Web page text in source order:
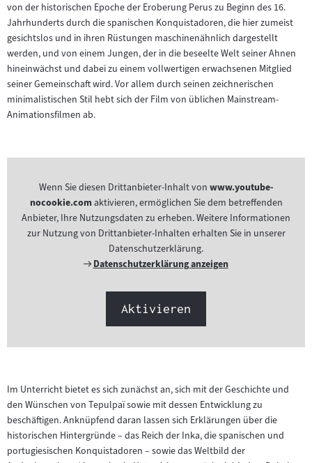
von der historischen Epoche der Eroberung Perus zu Beginn des 16.
Jahrhunderts durch die spanischen Konquistadoren, die hier zumeist
gesichtslos und in ihren Rüstungen maschinenähnlich dargestellt
werden, und von einem Jungen, der in die beseelte Welt seiner Ahnen
hineinwächst und dabei zu einem vollwertigen erwachsenen Mitglied
seiner Gemeinschaft wird. Vor allem durch seinen zeichnerischen
minimalistischen Stil hebt sich der Film von üblichen Mainstream-
Animationsfilmen ab.
Wenn Sie diesen Drittanbieter-Inhalt von www.youtube-
nocookie.comaktivieren, ermöglichen Sie dem betreffenden
Anbieter, Ihre Nutzungsdaten zu erheben. Weitere Informationen
zur Nutzung von Drittanbieter-Inhalten erhalten Sie in unserer
Datenschutzerklärung.
Externer
Datenschutzerklärung anzeigen
Aktivieren
Im Unterricht bietet es sich zunächst an, sich mit der Geschichte und
den Wünschen von Tepulpaï sowie mit dessen Entwicklung zu
beschäftigen. Anknüpfend daran lassen sich Erklärungen über die
historischen Hintergründe – das Reich der Inka, die spanischen und
portugiesischen Konquistadoren – sowie das Weltbild der